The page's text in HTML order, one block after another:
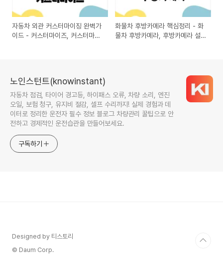
자동차 외관 커스터마이징 완벽가
이드 - 커스터마이즈, 커스터마이
화물차 후방카메라 핵심정리 - 화
물차 후방카메라, 후방카메라 설
노인스턴트(knowinstant)
자동차 점검, 타이어 경고등, 하이패스 오류, 차량 소리, 엔진
오일, 보험 청구, 유지비 절감, 셀프 수리까지! 실제 경험과 데
이터로 정리한 운전자 필수 정보 블로그 차량관리 꿀팁으로 안
전하고 경제적인 운전습관을 만들어보세요.
구독하기
Designed by 티스토리
© Daum Corp.